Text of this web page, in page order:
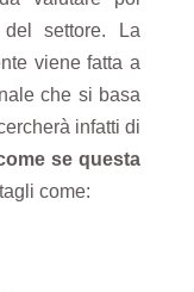
settore. La
viene fatta a
che si basa
infatti di
se questa
come: